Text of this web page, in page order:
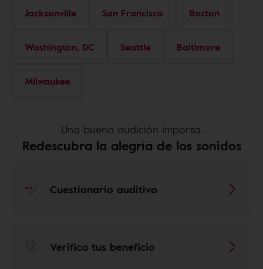
Jacksonville San Francisco Boston
Washington, DC Seattle Baltimore
Milwaukee
Una buena audición importa.
Redescubra la alegría de los sonidos
Cuestionario auditivo
Verifica tus beneficio